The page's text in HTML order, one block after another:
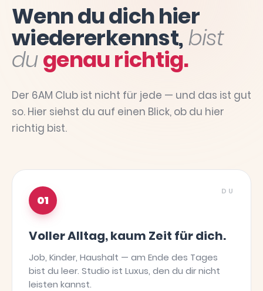
Wenn du dich hier
wiedererkennst,bist
dugenau richtig.
Der 6AM Club ist nicht für jede — und das ist gut
so. Hier siehst du auf einen Blick, ob du hier
richtig bist.
01
DU
Voller Alltag, kaum Zeit für dich.
Job, Kinder, Haushalt — am Ende des Tages
bist du leer. Studio ist Luxus, den du dir nicht
leisten kannst.